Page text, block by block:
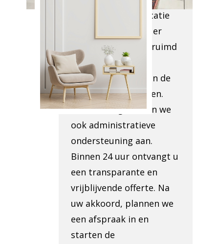
We arriveren op locatie
om te bepalen wat er
moet worden opgeruimd
en om de
toegankelijkheid van de
locatie te beoordelen.
Indien nodig, bieden we
ook administratieve
ondersteuning aan.
Binnen 24 uur ontvangt u
een transparante en
vrijblijvende offerte. Na
uw akkoord, plannen we
een afspraak in en
starten de